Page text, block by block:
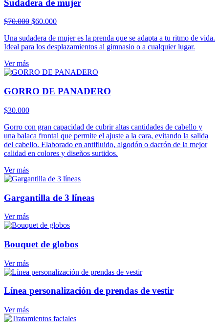
Sudadera de mujer
$70.000 El
original
era:
$60.000El
actual
es:
Una sudadera de mujer es la prenda que se adapta a tu ritmo de vida.
Ideal para los desplazamientos al gimnasio o a cualquier lugar.
Ver más
GORRO DE PANADERO
$30.000
Gorro con gran capacidad de cubrir altas cantidades de cabello y
una balaca frontal que permite el ajuste a la cara, evitando la salida
del cabello. Elaborado en antifluido, algodón o dacrón de la mejor
calidad en colores y diseños surtidos.
Ver más
Gargantilla de 3 líneas
Ver más
Bouquet de globos
Ver más
Línea personalización de prendas de vestir
Ver más